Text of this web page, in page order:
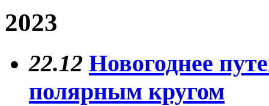
2023
22.12 Новогоднее
полярным кругом